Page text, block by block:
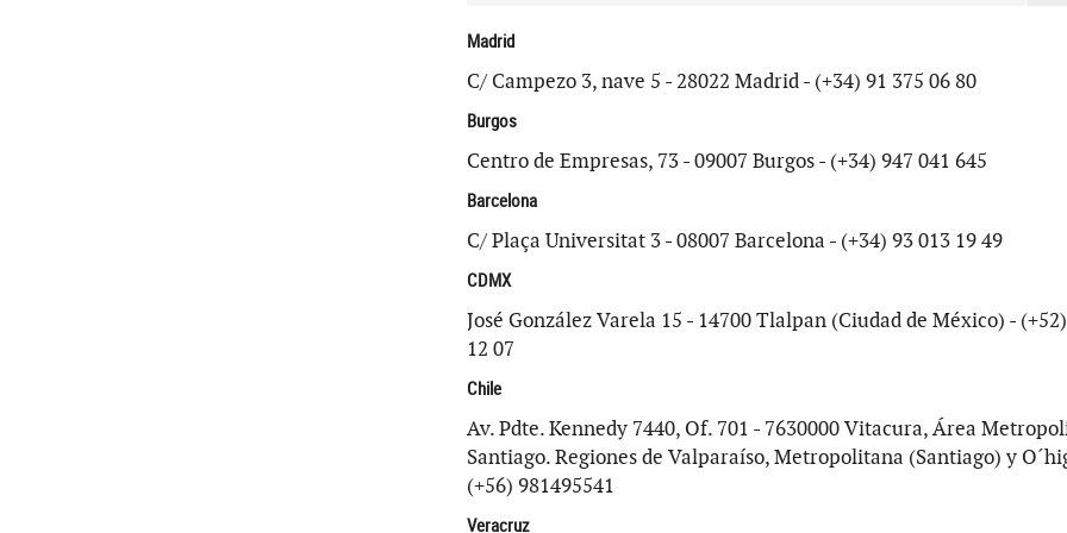
Madrid
C/ Campezo 3, nave 5 - 28022 Madrid - (+34) 91 375 06 80
Burgos
Centro de Empresas, 73 - 09007 Burgos - (+34) 947 041 645
Barcelona
C/ Plaça Universitat 3 - 08007 Barcelona - (+34) 93 013 19 49
CDMX
José González Varela 15 - 14700 Tlalpan (Ciudad de México) -
12 07
Chile
Av. Pdte. Kennedy 7440, Of. 701 - 7630000 Vitacura, Área
Santiago. Regiones de Valparaíso, Metropolitana (Santiago) y
(+56) 981495541
Veracruz